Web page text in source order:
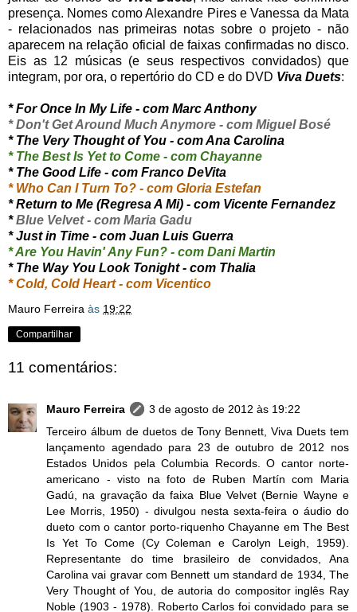
presença. Nomes como Alexandre Pires e Vanessa da Mata
- relacionados nas primeiras notas sobre o projeto - não
aparecem na relação oficial de faixas confirmadas no disco.
Eis as 12 músicas (e seus respectivos convidados) que
integram, por ora, o repertório do CD e do DVD Viva Duets:
* For Once In My Life - com Marc Anthony
* Don't Get Around Much Anymore - com Miguel Bosé
* The Very Thought of You - com Ana Carolina
* The Best Is Yet to Come - com Chayanne
* The Good Life - com Franco DeVita
* Who Can I Turn To? - com Gloria Estefan
* Return to Me (Regresa A Mi) - com Vicente Fernandez
*Blue Velvet - com Maria Gadu
* Just in Time - com Juan Luis Guerra
* Are You Havin' Any Fun? - com Dani Martin
* The Way You Look Tonight - com Thalia
* Cold, Cold Heart - com Vicentico
Mauro Ferreira às 19:22
Compartilhar
11 comentários:
Mauro Ferreira
3 de agosto de 2012 às 19:22
Terceiro álbum de duetos de Tony Bennett, Viva Duets tem
lançamento agendado para 23 de outubro de 2012 nos
Estados Unidos pela Columbia Records. O cantor norte-
americano - visto na foto de Ruben Martín com Maria
Gadú, na gravação da faixa Blue Velvet (Bernie Wayne e
Lee Morris, 1950) - divulgou nesta sexta-feira o áudio do
dueto com o cantor porto-riquenho Chayanne em The Best
Is Yet To Come (Cy Coleman e Carolyn Leigh, 1959).
Representante do time brasileiro de convidados, Ana
Carolina vai gravar com Bennett um standard de 1934, The
Very Thought of You, de autoria do compositor inglês Ray
Noble (1903 - 1978). Roberto Carlos foi convidado para se